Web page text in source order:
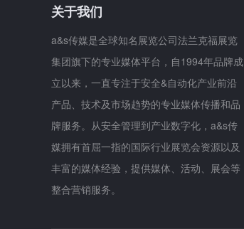
关于我们
a&s传媒是全球知名展览公司法兰克福展览
集团旗下的专业媒体平台，自1994年品牌成
立以来，一直专注于安全&自动化产业前沿
产品、技术及市场趋势的专业媒体传播和品
牌服务。从安全管理到产业数字化，a&s传
媒拥有首屈一指的国际行业展览会资源以及
丰富的媒体经验，提供媒体、活动、展会等
整合营销服务。